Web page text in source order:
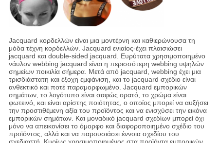
Jacquard κορδελλών είναι μια μοντέρνη και καθιερώνουσα τη
μόδα τέχνη κορδελλών. Jacquard ενιαίος-έχει πλαισιώσει
jacquard και double-sided jacquard. Ευρύτατα χρησιμοποιημένο
νάυλον webbing jacquard είναι η περισσότερη webbing υψηλών
σημείων ποικιλία σήμερα. Μετά από jacquard, webbing έχει μια
τρισδιάστατη και έξοχη εμφάνιση, και το jacquard σχέδιο είναι
ανθεκτικό και ποτέ παραμορφωμένο. Jacquard εμπορικών
σημάτων, το λογότυπο είναι σαφώς ορατό, το χρώμα είναι
φωτεινό, και είναι αρίστης ποιότητας, ο οποίος μπορεί να αυξήσει
την προστιθέμενη αξία του προϊόντος και να ενισχύσει την εικόνα
εμπορικών σημάτων. Και μοναδικό jacquard σχεδίων μπορεί όχι
μόνο να απεικονίσει το όμορφο και διαφοροποιημένο σχέδιο του
προϊόντος, αλλά και να παρουσιάσει έννοια σχεδίου του
σχεδιαστή. Κυρίως χρησιμοποιημένος στα προϊόντα εμπορικών